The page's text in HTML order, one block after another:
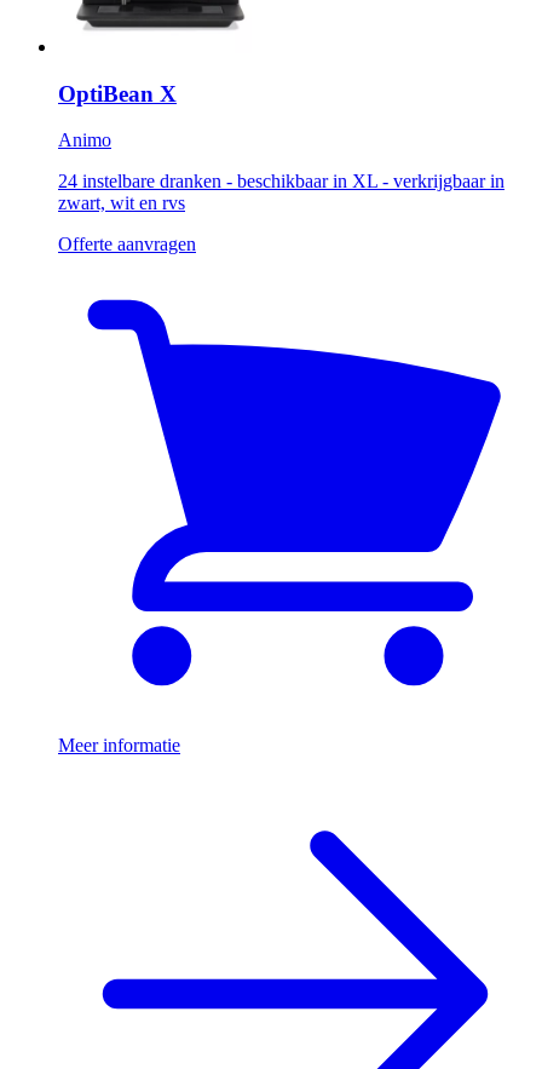
OptiBean X
Animo
24 instelbare dranken - beschikbaar in XL - verkrijgbaar in
zwart, wit en rvs
Offerte aanvragen
Meer informatie